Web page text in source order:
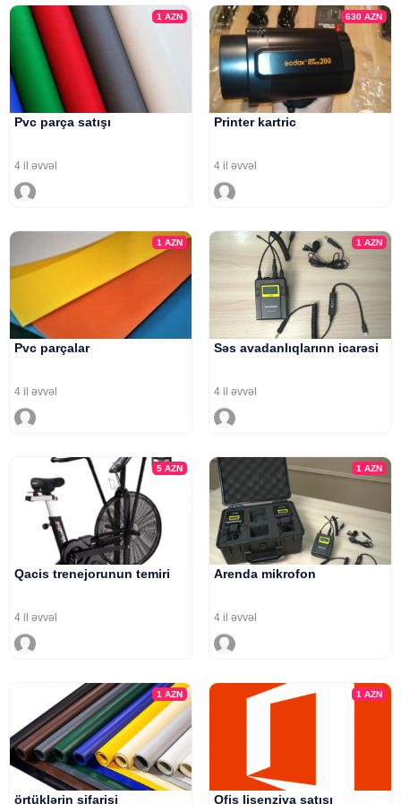
1AZN
Pvc parça satışı
4 il əvvəl
630 AZN
Printer kartric
4 il əvvəl
1AZN
Pvc parçalar
4 il əvvəl
1 AZN
Səs avadanlıqlarınn icarəsi
4 il əvvəl
5AZN
Qacis trenejorunun temiri
4 il əvvəl
1 AZN
Arenda mikrofon
4 il əvvəl
1AZN
örtüklərin sifarişi
1 AZN
Ofis lisenziya satışı